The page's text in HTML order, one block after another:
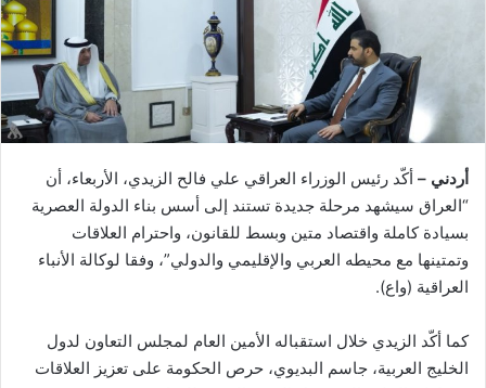
أردني – أكّد رئيس الوزراء العراقي علي فالح الزيدي، الأربعاء، أن
“العراق سيشهد مرحلة جديدة تستند إلى أسس بناء الدولة العصرية
بسيادة كاملة واقتصاد متين وبسط للقانون، واحترام العلاقات
وتمتينها مع محيطه العربي والإقليمي والدولي”، وفقا لوكالة الأنباء
العراقية (واع).
كما أكّد الزيدي خلال استقباله الأمين العام لمجلس التعاون لدول
الخليج العربية، جاسم البديوي، حرص الحكومة على تعزيز العلاقات